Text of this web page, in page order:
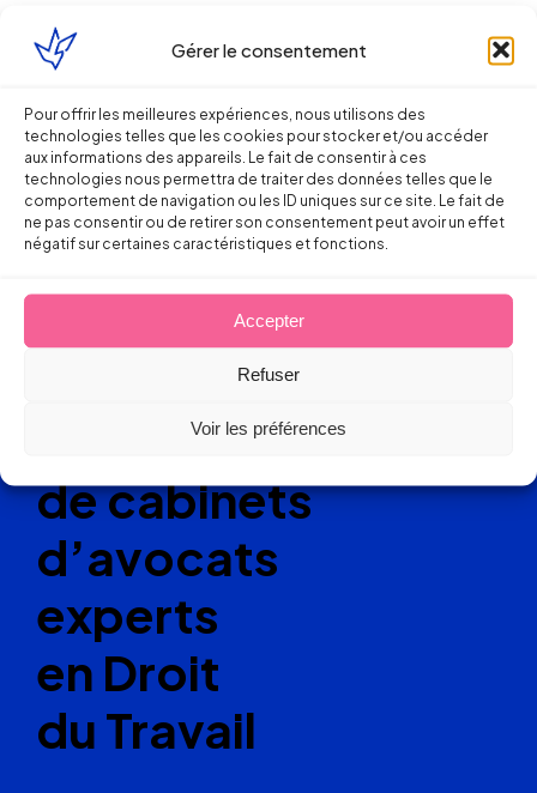
Gérer le consentement
Pour offrir les meilleures expériences, nous utilisons des
technologies telles que les cookies pour stocker et/ou accéder
aux informations des appareils. Le fait de consentir à ces
technologies nous permettra de traiter des données telles que le
comportement de navigation ou les ID uniques sur ce site. Le fait de
ne pas consentir ou de retirer son consentement peut avoir un effet
négatif sur certaines caractéristiques et fonctions.
Accepter
Refuser
Voir les préférences
Ellipse Avocats
Réseau
de cabinets
d’avocats
experts
en Droit
du Travail